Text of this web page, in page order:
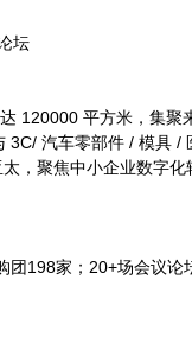
坛
平方米，集聚
汽车零部件 / 模具
聚焦中小企业数字
198家；20+场会议